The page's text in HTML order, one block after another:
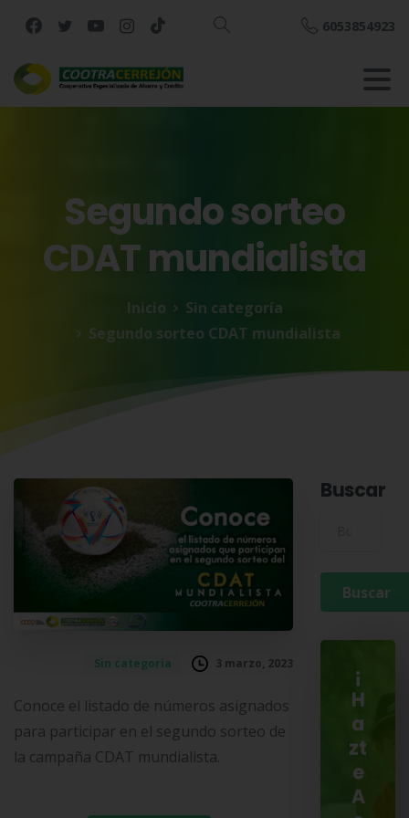
Buscar
6053854923
Segundosorteo
CDATmundialista
Inicio
Sin categoría
Segundo sorteo CDAT mundialista
Sin categoría 3 marzo, 2023
Conoce el listado de números asignados
para participar en el segundo sorteo de
la campaña CDAT mundialista.
Buscar
¡
H
a
zt
e
A